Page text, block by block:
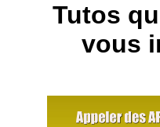
Tutos
vous